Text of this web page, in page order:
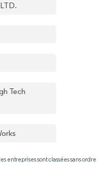
Tech
entreprises sont classées sans ordre